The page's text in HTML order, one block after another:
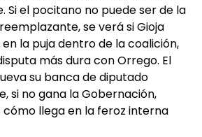
Si el pocitano no puede ser de la
se verá si Gioja
la puja dentro de la coalición,
más dura con Orrego. El
su banca de diputado
si no gana la Gobernación,
llega en la feroz interna